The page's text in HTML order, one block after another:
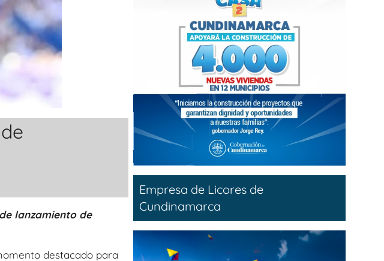
lanzamiento de
destacado para
Empresa de Licores de
Cundinamarca